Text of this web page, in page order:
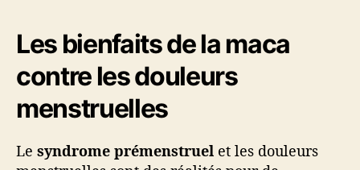
Les bienfaits de la maca
contre les douleurs
menstruelles
Le syndrome prémenstruel et les douleurs